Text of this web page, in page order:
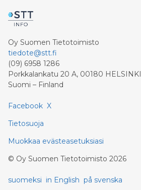
Oy Suomen Tietotoimisto
tiedote@stt.fi
(09) 6958 1286
Porkkalankatu 20 A, 00180 HELSINKI
Suomi – Finland
Facebook X
Tietosuoja
Muokkaa evästeasetuksiasi
© Oy Suomen Tietotoimisto 2026
suomeksi in English på svenska